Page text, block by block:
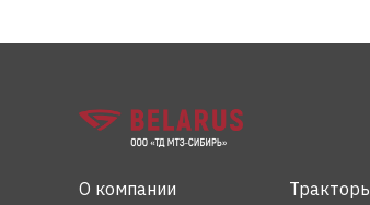
О компании